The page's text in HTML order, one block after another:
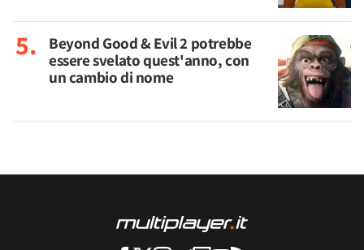
Beyond Good & Evil 2 potrebbe
essere svelato quest'anno, con
un cambio di nome